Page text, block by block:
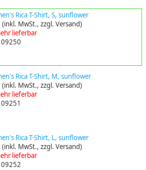
Rica T-Shirt, S, sunflower
(inkl. MwSt., zzgl. Versand)
lieferbar
Rica T-Shirt, M, sunflower
(inkl. MwSt., zzgl. Versand)
lieferbar
Rica T-Shirt, L, sunflower
(inkl. MwSt., zzgl. Versand)
lieferbar